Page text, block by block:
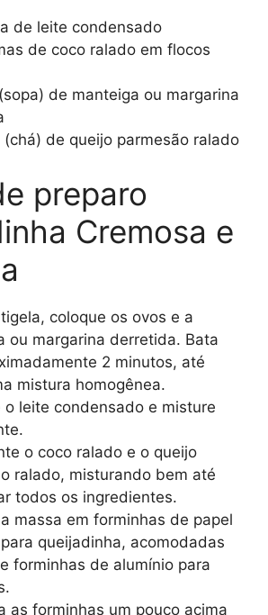
de leite condensado
de coco ralado em flocos
de manteiga ou margarina
de queijo parmesão ralado
preparo
Cremosa e
coloque os ovos e a
ou margarina derretida. Bata
2 minutos, até
mistura homogênea.
o leite condensado e misture
o coco ralado e o queijo
ralado, misturando bem até
todos os ingredientes.
massa em forminhas de papel
queijadinha, acomodadas
forminhas de alumínio para
as forminhas um pouco acima